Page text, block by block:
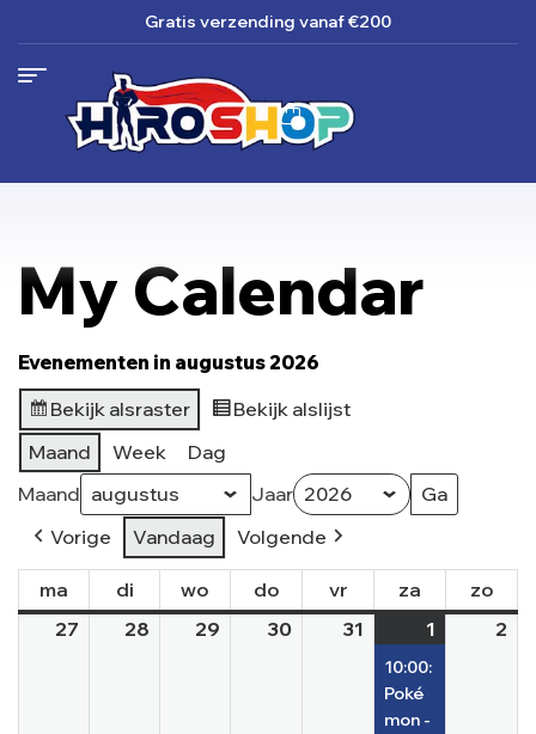
Gratis verzending vanaf €200
My Calendar
Evenementen in augustus 2026
Bekijk alsraster Bekijk alslijst
Maand
Week
Dag
Maand
Jaar
Vorige
Vandaag Volgende
ma di wo do vr za
zo
27
28 29 30 31 1
10:00:
Poké
mon -
2